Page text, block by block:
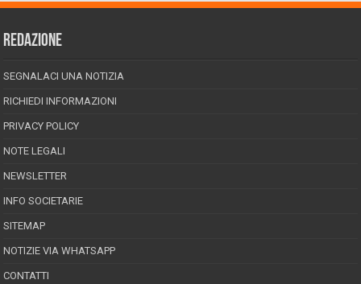
REDAZIONE
SEGNALACI UNA NOTIZIA
RICHIEDI INFORMAZIONI
PRIVACY POLICY
NOTE LEGALI
NEWSLETTER
INFO SOCIETARIE
SITEMAP
NOTIZIE VIA WHATSAPP
CONTATTI